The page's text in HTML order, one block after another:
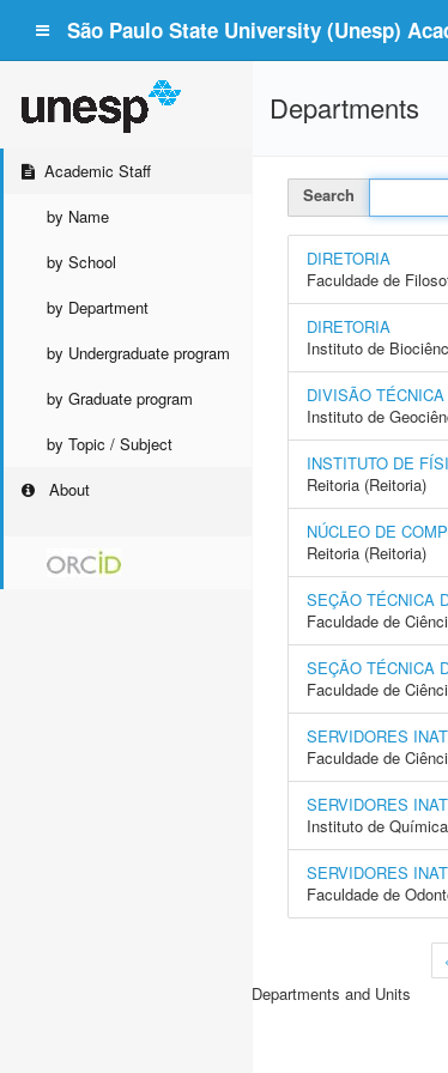
São Paulo State University (Unesp)
Academic Staff
by Name
by School
by Department
by Undergraduate program
by Graduate program
by Topic / Subject
About
Departments
Search
DIRETORIA
Faculdade de
DIRETORIA
Instituto de
DIVISÃO
Instituto de
INSTITUTO DE
Reitoria (Reitoria)
NÚCLEO DE
Reitoria (Reitoria)
SEÇÃO TÉCNICA
Faculdade de
SEÇÃO TÉCNICA
Faculdade de
SERVIDORES
Faculdade de
SERVIDORES
Instituto de
SERVIDORES
Faculdade de
Departments and Units